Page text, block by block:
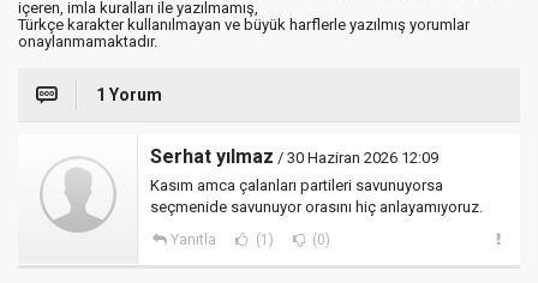
içeren, imla kuralları ile yazılmamış,
Türkçe karakter kullanılmayan ve büyük harflerle yazılmış yorumlar
onaylanmamaktadır.
1 Yorum
Serhat yılmaz / 30 Haziran 2026 12:09
Kasım amca çalanları partileri savunuyorsa
seçmenide savunuyor orasını hiç anlayamıyoruz.
Yanıtla (1) (0)